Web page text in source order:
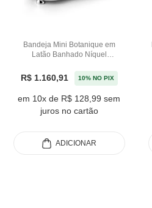
Bandeja Mini Botanique em
Latão Banhado Níquel
R$ 1.160,91 10% NO PIX
em 10x de R$ 128,99 sem
juros no cartão
ADICIONAR